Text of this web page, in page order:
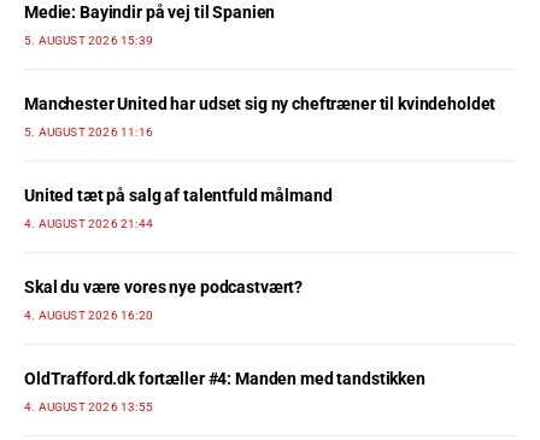
Medie: Bayindir på vej til Spanien
5. AUGUST 2026 15:39
Manchester United har udset sig ny cheftræner til kvindeholdet
5. AUGUST 2026 11:16
United tæt på salg af talentfuld målmand
4. AUGUST 2026 21:44
Skal du være vores nye podcastvært?
4. AUGUST 2026 16:20
OldTrafford.dk fortæller #4: Manden med tandstikken
4. AUGUST 2026 13:55